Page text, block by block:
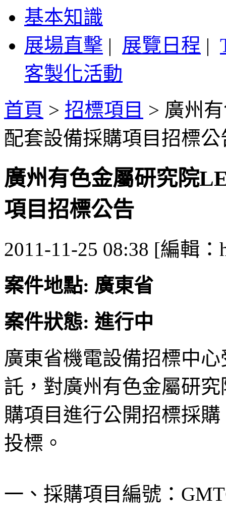
基本知識
展場直擊 | 展覽日程 |
客製化活動
首頁 > 招標項目 > 廣州
配套設備採購項目招標公
廣州有色金屬研究院
項目招標公告
2011-11-25 08:38 [編輯：
案件地點: 廣東省
案件狀態: 進行中
廣東省機電設備招標中
託，對廣州有色金屬研
購項目進行公開招標採
投標。
一、採購項目編號：